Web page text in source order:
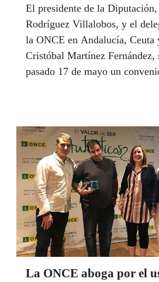
El presidente de la Diputación,
Rodríguez Villalobos, y el
la ONCE en Andalucía,
Cristóbal Martínez Fernández,
pasado 17 de mayo un
un referente de la
turismo para el colectivo de
discapacidad, según destacó el
territorial de la Organización.
La ONCE aboga por el